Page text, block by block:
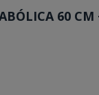
60 CM